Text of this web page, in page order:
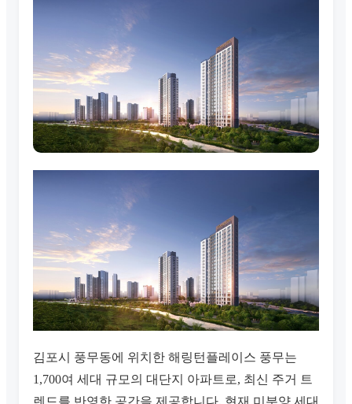
김포시 풍무동에 위치한 해링턴플레이스 풍무는
1,700여 세대 규모의 대단지 아파트로, 최신 주거 트
렌드를 반영한 공간을 제공합니다. 현재 미분양 세대